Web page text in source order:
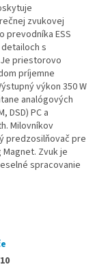
zvukovej
prevodníka ESS
detailoch s
priestorovo
príjemne
výkon 350 W
analógových
DSD) PC a
Milovníkov
predzosilňovač pre
Zvuk je
spracovanie